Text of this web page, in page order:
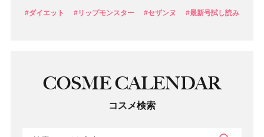
#ダイエット #リップモンスター #セザンヌ #最新号試し読み
COSME CALENDAR
コスメ検索